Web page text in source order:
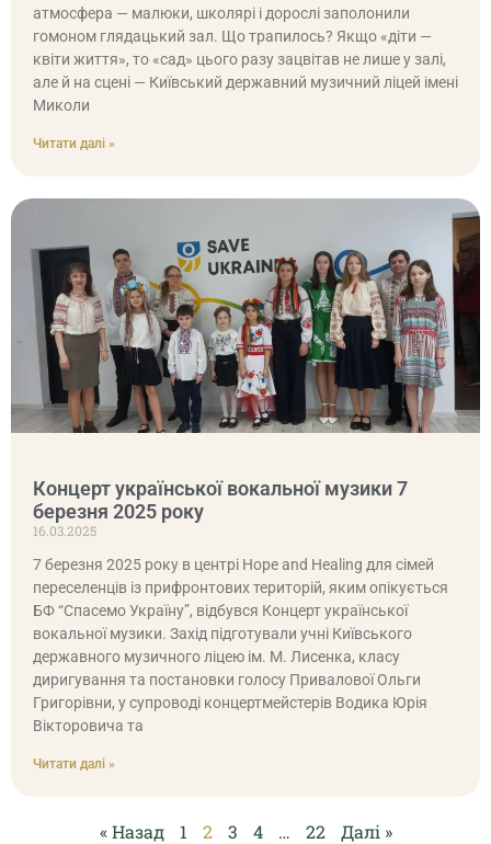
атмосфера — малюки, школярі і дорослі заполонили
гомоном глядацький зал. Що трапилось? Якщо «діти —
квіти життя», то «сад» цього разу зацвітав не лише у залі,
але й на сцені — Київський державний музичний ліцей імені
Миколи
Читати далі »
Концерт української вокальної музики 7
березня 2025 року
16.03.2025
7 березня 2025 року в центрі Hope and Healing для сімей
переселенців із прифронтових територій, яким опікується
БФ “Спасемо Україну”, відбувся Концерт української
вокальної музики. Захід підготували учні Київського
державного музичного ліцею ім. М. Лисенка, класу
диригування та постановки голосу Привалової Ольги
Григорівни, у супроводі концертмейстерів Водика Юрія
Вікторовича та
Читати далі »
« Назад 1 2 3 4 … 22 Далі »